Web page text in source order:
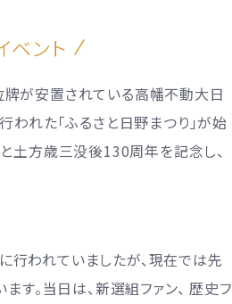
ベント
牌が安置されている高幡不動大日
れた「ふるさと日野まつり」が始
土方歳三没後130周年を記念し、
行われていましたが、現在では先
す。当日は、新選組ファン、 歴史フ